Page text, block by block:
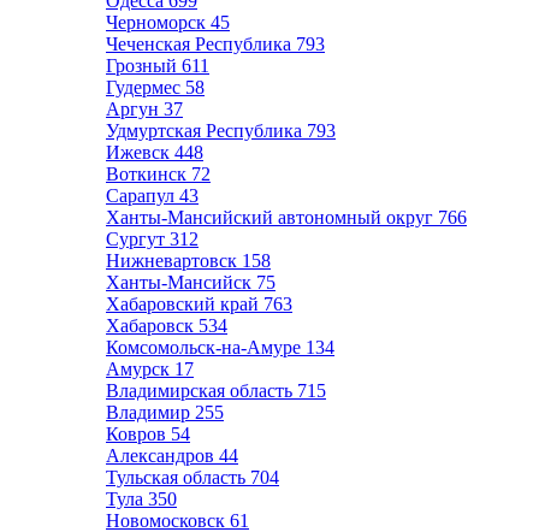
Черноморск 45
Чеченская Республика 793
Грозный 611
Гудермес 58
Аргун 37
Удмуртская Республика 793
Ижевск 448
Воткинск 72
Сарапул 43
Ханты-Мансийский автономный округ 766
Сургут 312
Нижневартовск 158
Ханты-Мансийск 75
Хабаровский край 763
Хабаровск 534
Комсомольск-на-Амуре 134
Амурск 17
Владимирская область 715
Владимир 255
Ковров 54
Александров 44
Тульская область 704
Тула 350
Новомосковск 61